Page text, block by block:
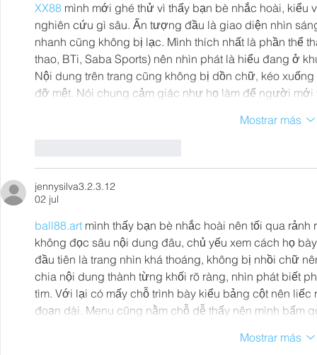
XX88 mình mới ghé thử vì thấy bạn bè nhắc hoài,
nghiên cứu gì sâu. Ấn tượng đầu là giao diện nhìn
nhanh cũng không bị lạc. Mình thích nhất là phần thể
thao, BTi, Saba Sports) nên nhìn phát là hiểu đang ở
Nội dung trên trang cũng không bị dồn chữ, kéo
đỡ mệt. Nói chung cảm giác như họ làm để người
Mostrar más
jennysilva3.2.3.12
02 jul
ball88.art mình thấy bạn bè nhắc hoài nên tối qua
không đọc sâu nội dung đâu, chủ yếu xem cách họ
đầu tiên là trang nhìn khá thoáng, không bị nhồi chữ
chia nội dung thành từng khối rõ ràng, nhìn phát biết
tìm. Với lại có mấy chỗ trình bày kiểu bảng cột nên
đoạn dài. Menu cũng nằm chỗ dễ thấy nên mình
Mostrar más